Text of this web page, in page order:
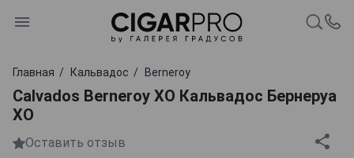
Главная Кальвадос Berneroy
Calvados Berneroy XO Кальвадос Бернеруа
ХО
Оставить отзыв